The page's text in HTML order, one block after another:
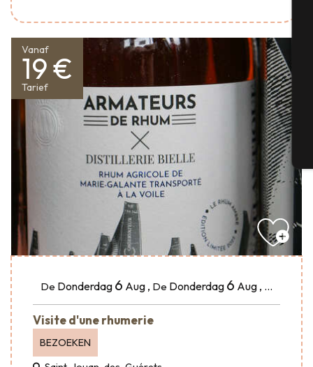
Vanaf
19 €
Tarief
De Donderdag 6 Aug , De Donderdag 6 Aug , ...
Visite d'une rhumerie
BEZOEKEN